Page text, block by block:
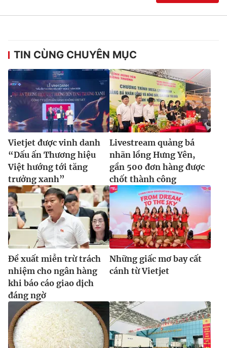
TIN CÙNG CHUYÊN MỤC
Vietjet được vinh danh
“Dấu ấn Thương hiệu
Việt hướng tới tăng
trưởng xanh”
Livestream quảng bá
nhãn lồng Hưng Yên,
gần 500 đơn hàng được
chốt thành công
Đề xuất miễn trừ trách
nhiệm cho ngân hàng
khi báo cáo giao dịch
đáng ngờ
Những giấc mơ bay cất
cánh từ Vietjet